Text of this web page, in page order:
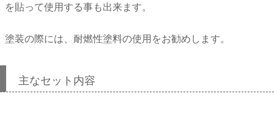
を貼って使用する事も出来ます。
塗装の際には、耐燃性塗料の使用をお勧めします。
主なセット内容